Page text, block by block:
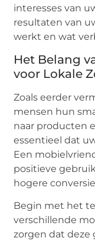
interesses van
resultaten van
werkt en wat
Het Belang
voor Lokale
Zoals eerder
mensen hun
naar producten
essentieel dat
Een
positieve
hogere
Begin met het
verschillende
zorgen dat deze